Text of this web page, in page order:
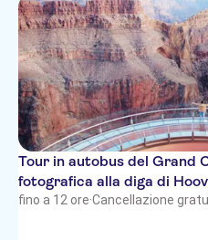
On the Vegas
(formally the
Platinum Hotel
Tropicana
Caesars Palace
Hampton Inn
Alexis Park Resort
Tour in autobus del Grand
fotografica alla diga di
fino a 12 ore·Cancellazione